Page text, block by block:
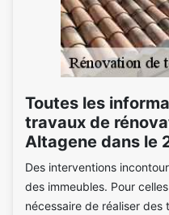
Toutes les
travaux de
Altagene dans le
Des interventions
des immeubles. Pour
nécessaire de réaliser